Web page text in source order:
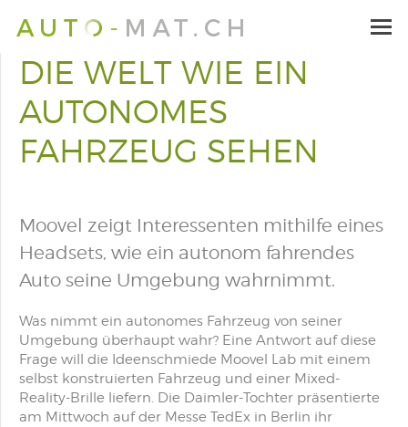
DIE WELT WIE EIN
AUTONOMES
FAHRZEUG SEHEN
Moovel zeigt Interessenten mithilfe eines
Headsets, wie ein autonom fahrendes
Auto seine Umgebung wahrnimmt.
Was nimmt ein autonomes Fahrzeug von seiner
Umgebung überhaupt wahr? Eine Antwort auf diese
Frage will die Ideenschmiede Moovel Lab mit einem
selbst konstruierten Fahrzeug und einer Mixed-
Reality-Brille liefern. Die Daimler-Tochter präsentierte
am Mittwoch auf der Messe TedEx in Berlin ihr